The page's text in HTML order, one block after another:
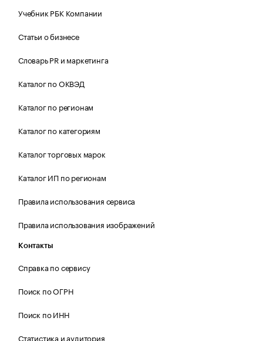
Учебник РБК Компании
Статьи о бизнесе
Словарь PR и маркетинга
Каталог по ОКВЭД
Каталог по регионам
Каталог по категориям
Каталог торговых марок
Каталог ИП по регионам
Правила использования сервиса
Правила использования изображений
Контакты
Справка по сервису
Поиск по ОГРН
Поиск по ИНН
Статистика и аудитория